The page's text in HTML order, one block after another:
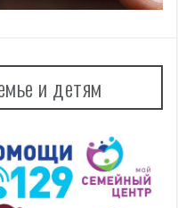
и детям